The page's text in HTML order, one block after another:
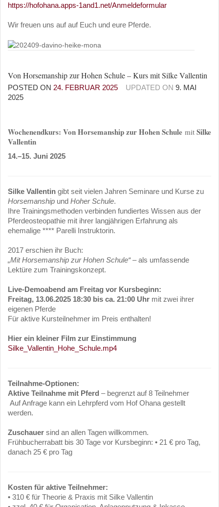
https://hofohana.apps-1and1.net/Anmeldeformular
Wir freuen uns auf auf Euch und eure Pferde.
Von Horsemanship zur Hohen Schule – Kurs mit Silke Vallentin
POSTED ON 24. FEBRUAR 2025 UPDATED ON 9. MAI
2025
Wochenendkurs: Von Horsemanship zur Hohen Schule mit Silke
Vallentin
14.–15. Juni 2025
Silke Vallentin gibt seit vielen Jahren Seminare und Kurse zu
Horsemanship und Hoher Schule.
Ihre Trainingsmethoden verbinden fundiertes Wissen aus der
Pferdeosteopathie mit ihrer langjährigen Erfahrung als
ehemalige **** Parelli Instruktorin.
2017 erschien ihr Buch:
„Mit Horsemanship zur Hohen Schule“– als umfassende
Lektüre zum Trainingskonzept.
Live-Demoabend am Freitag vor Kursbeginn:
Freitag, 13.06.2025 18:30 bis ca. 21:00 Uhr mit zwei ihrer
eigenen Pferde
Für aktive Kursteilnehmer im Preis enthalten!
Hier ein kleiner Film zur Einstimmung
Silke_Vallentin_Hohe_Schule.mp4
Teilnahme-Optionen:
Aktive Teilnahme mit Pferd – begrenzt auf 8 Teilnehmer
Auf Anfrage kann ein Lehrpferd vom Hof Ohana gestellt
werden.
Zuschauer sind an allen Tagen willkommen.
Frühbucherrabatt bis 30 Tage vor Kursbeginn: • 21 € pro Tag,
danach 25 € pro Tag
Kosten für aktive Teilnehmer:
• 310 € für Theorie & Praxis mit Silke Vallentin